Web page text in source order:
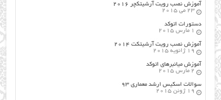
آموزش نصب رویت آرشیتکچر ۲۰۱۶
23 می 2015
دستورات اتوکد
1 مارس 2015
آموزش نصب رویت آرشیتکت ۲۰۱۴
19 ژانویه 2015
آموزش میانبرهای اتوکد
2 مارس 2015
سوالات اسکیس ارشد معماری ۹۳
19 ژوئن 2015